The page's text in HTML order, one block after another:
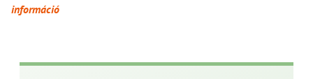
információ